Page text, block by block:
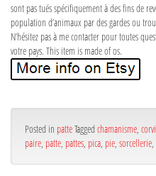
sont pas tués spécifiquement à des fins de
population d’animaux par des gardes ou
N’hésitez pas à me contacter pour toutes
votre pays. This item is made of os.
Posted in patteTagged chamanisme,
paire, patte, pattes, pica, pie, sorcellerie,